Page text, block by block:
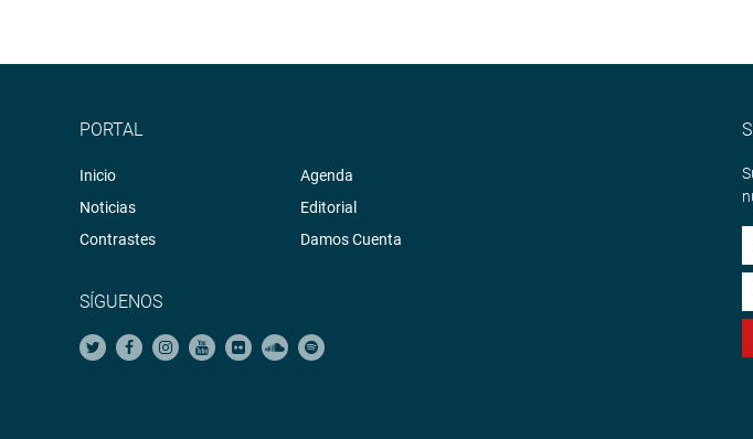
PORTAL
Inicio
Noticias
Contrastes
Agenda
Editorial
Damos Cuenta
SÍGUENOS